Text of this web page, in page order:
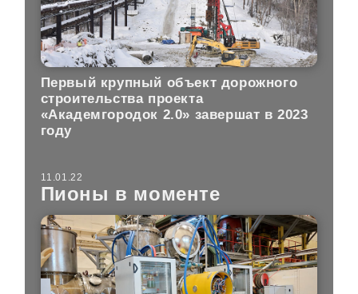
Первый крупный объект дорожного
строительства проекта
«Академгородок 2.0» завершат в 2023
году
11.01.22
Пионы в моменте